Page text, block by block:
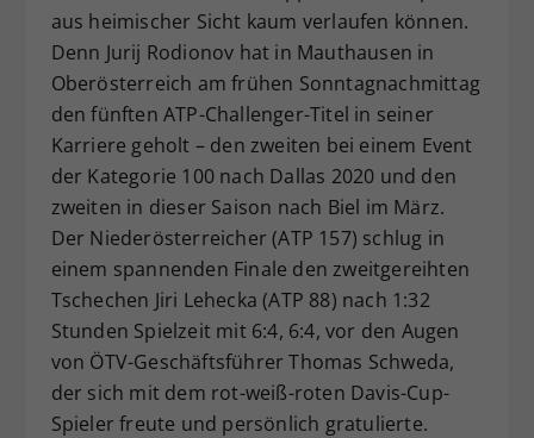
aus heimischer Sicht kaum verlaufen können.
Denn Jurij Rodionov hat in Mauthausen in
Oberösterreich am frühen Sonntagnachmittag
den fünften ATP-Challenger-Titel in seiner
Karriere geholt – den zweiten bei einem Event
der Kategorie 100 nach Dallas 2020 und den
zweiten in dieser Saison nach Biel im März.
Der Niederösterreicher (ATP 157) schlug in
einem spannenden Finale den zweitgereihten
Tschechen Jiri Lehecka (ATP 88) nach 1:32
Stunden Spielzeit mit 6:4, 6:4, vor den Augen
von ÖTV-Geschäftsführer Thomas Schweda,
der sich mit dem rot-weiß-roten Davis-Cup-
Spieler freute und persönlich gratulierte.
Zweck
Dieser Wert speichert Ihre Consent-
Einstellungen. Unter anderem eine
zufällig generierte ID, für die
historische Speicherung Ihrer
vorgenommen Einstellungen, falls der
Webseiten-Betreiber dies eingestellt
hat.